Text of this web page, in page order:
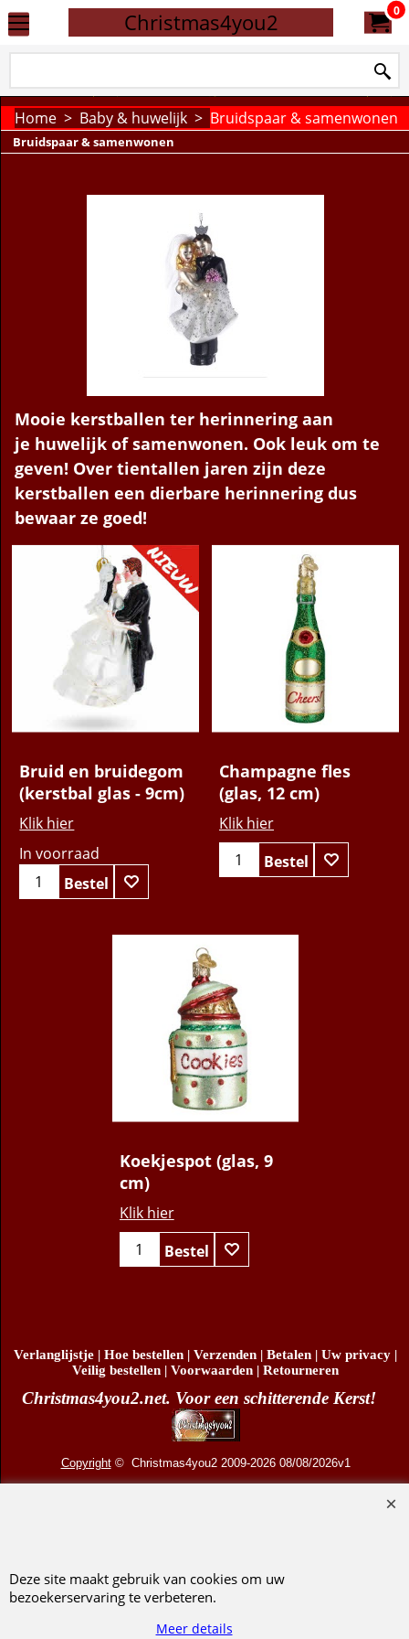
Christmas4you2 0
Home > Baby & huwelijk > Bruidspaar & samenwonen
Bruidspaar & samenwonen
Mooie kerstballen ter herinnering aan
je huwelijk of samenwonen. Ook leuk om te
geven! Over tientallen jaren zijn deze
kerstballen een dierbare herinnering dus
bewaar ze goed!
€22.95
Bruid en bruidegom
(kerstbal glas - 9cm)
Klik hier
In voorraad
Bestel
€10.95
Champagne fles
(glas, 12 cm)
Klik hier
Bestel
€10.95
Koekjespot (glas, 9
cm)
Klik hier
Bestel
Verlanglijstje | Hoe bestellen | Verzenden | Betalen | Uw privacy |
Veilig bestellen | Voorwaarden | Retourneren
Christmas4you2.net. Voor een schitterende Kerst!
Copyright© Christmas4you2 2009-2026 08/08/2026v1
Webwinkel gemaakt met ShopFactory webwinkel software.
Deze site maakt gebruik van cookies om uw
bezoekerservaring te verbeteren.
Meer details